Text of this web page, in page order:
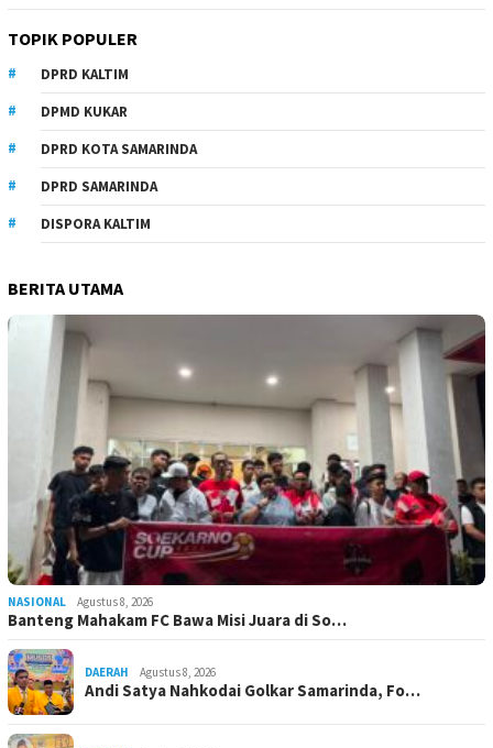
TOPIK POPULER
DPRD KALTIM
DPMD KUKAR
DPRD KOTA SAMARINDA
DPRD SAMARINDA
DISPORA KALTIM
BERITA UTAMA
NASIONAL Agustus 8, 2026
Banteng Mahakam FC Bawa Misi Juara di So…
DAERAH Agustus 8, 2026
Andi Satya Nahkodai Golkar Samarinda, Fo…